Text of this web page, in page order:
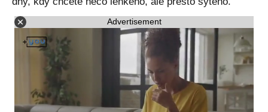
Advertisement